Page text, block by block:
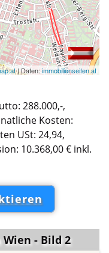
| Daten:immobilienseiten.at
288.000,-,
Kosten:
USt: 24,94,
10.368,00 € inkl.
- Bild 2